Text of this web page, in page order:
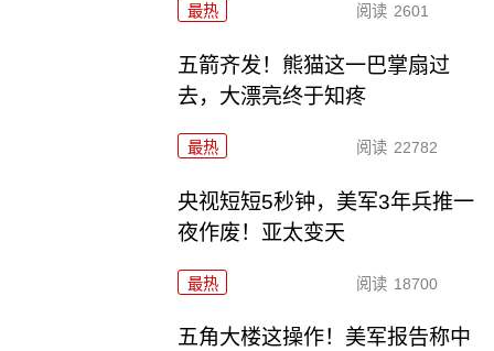
最热 阅读 2601
五箭齐发！熊猫这一巴掌扇过
去，大漂亮终于知疼
最热 阅读 22782
央视短短5秒钟，美军3年兵推一
夜作废！亚太变天
最热 阅读 18700
五角大楼这操作！美军报告称中